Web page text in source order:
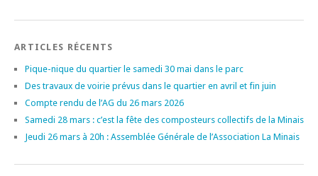
ARTICLES RÉCENTS
Pique-nique du quartier le samedi 30 mai dans le parc
Des travaux de voirie prévus dans le quartier en avril et fin juin
Compte rendu de l’AG du 26 mars 2026
Samedi 28 mars : c’est la fête des composteurs collectifs de la Minais
Jeudi 26 mars à 20h : Assemblée Générale de l’Association La Minais